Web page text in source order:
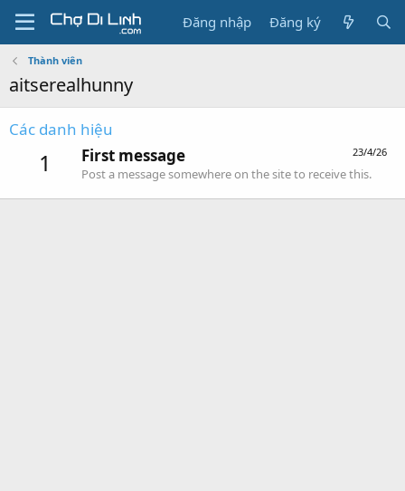
Đăng nhập Đăng ký
Thành viên
aitserealhunny
Các danh hiệu
1 23/4/26
First message
Post a message somewhere on the site to receive this.